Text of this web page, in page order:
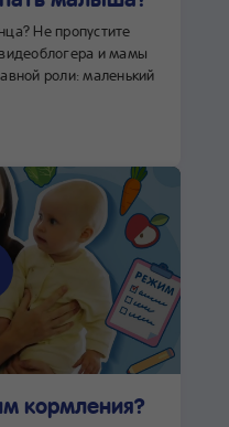
Не пропустите
и мамы
роли: маленький
кормления?